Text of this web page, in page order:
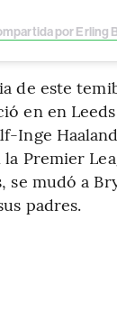
de este
en en
Inge
Premier
se mudó a
padres.